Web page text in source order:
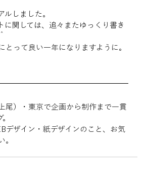
ルしました。
に関しては、追々またゆっくり書き
とって良い一年になりますように。
尾）・東京で企画から制作まで一貫
デザイン・紙デザインのこと、お気
。